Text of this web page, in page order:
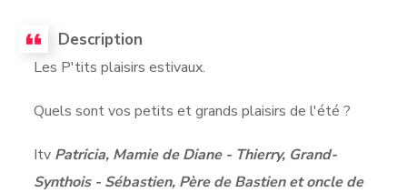
Description
Les P'tits plaisirs estivaux.
Quels sont vos petits et grands plaisirs de l'été ?
Itv Patricia, Mamie de Diane - Thierry, Grand-
Synthois - Sébastien, Père de Bastien et oncle de